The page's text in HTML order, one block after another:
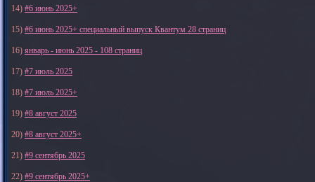
14) #6 июнь 2025+
15) #6 июнь 2025+ специальный выпуск Квантум 28 страниц
16) январь - июнь 2025 - 108 страниц
17) #7 июль 2025
18) #7 июль 2025+
19) #8 август 2025
20) #8 август 2025+
21) #9 сентябрь 2025
22) #9 сентябрь 2025+